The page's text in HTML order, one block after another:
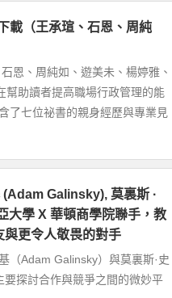
載（王承瑄、石恩、周純
恩、周純如、遊美未、楊婷雅、
幫助讀者提高職場行政管理的能
了七位祕書的親身經歷與專業見
Galinsky), 莫裏斯 ·
大學 X 華頓商學院聯手，教
與更令人敬畏的對手
（Adam Galinsky）與莫裏斯·史
探討合作與競爭之間的微妙平